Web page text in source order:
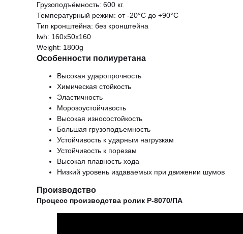
Грузоподъёмность: 600 кг.
Температурный режим: от -20°С до +90°С
Тип кронштейна: без кронштейна
lwh: 160x50x160
Weight: 1800g
Особенности полиуретана
Высокая ударопрочность
Химическая стойкость
Эластичность
Морозоустойчивость
Высокая износостойкость
Большая грузоподъемность
Устойчивость к ударным нагрузкам
Устойчивость к порезам
Высокая плавность хода
Низкий уровень издаваемых при движении шумов
Производство
Процесс производства ролик Р-8070/ПА